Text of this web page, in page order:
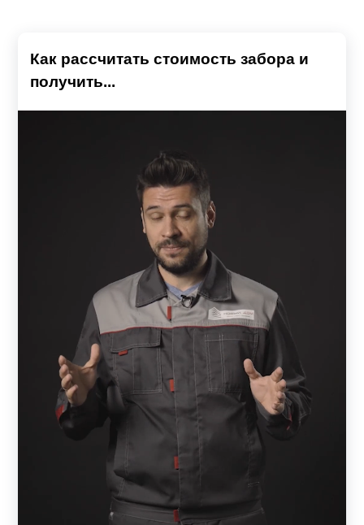
Как рассчитать стоимость забора и
получить...